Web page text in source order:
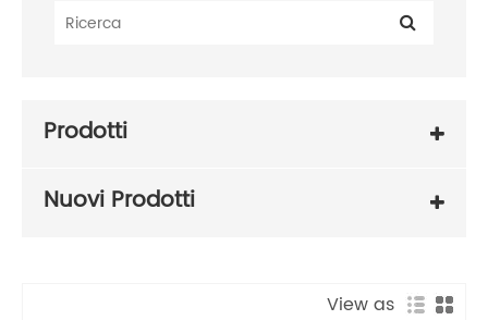
Prodotti
Nuovi Prodotti
View as